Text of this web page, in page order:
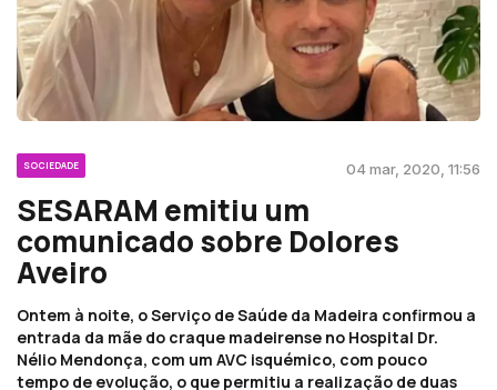
SOCIEDADE 04 mar, 2020, 11:56
SESARAM emitiu um
comunicado sobre Dolores
Aveiro
Ontem à noite, o Serviço de Saúde da Madeira confirmou a
entrada da mãe do craque madeirense no Hospital Dr.
Nélio Mendonça, com um AVC isquémico, com pouco
tempo de evolução, o que permitiu a realização de duas